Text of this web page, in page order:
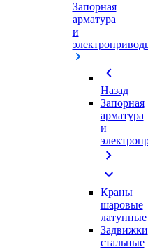
Запорная
арматура
и
chevron_left
Назад
Запорная
арматура
и
chevron_right
expand_more
Краны
шаровые
латунные
Задвижки
стальные